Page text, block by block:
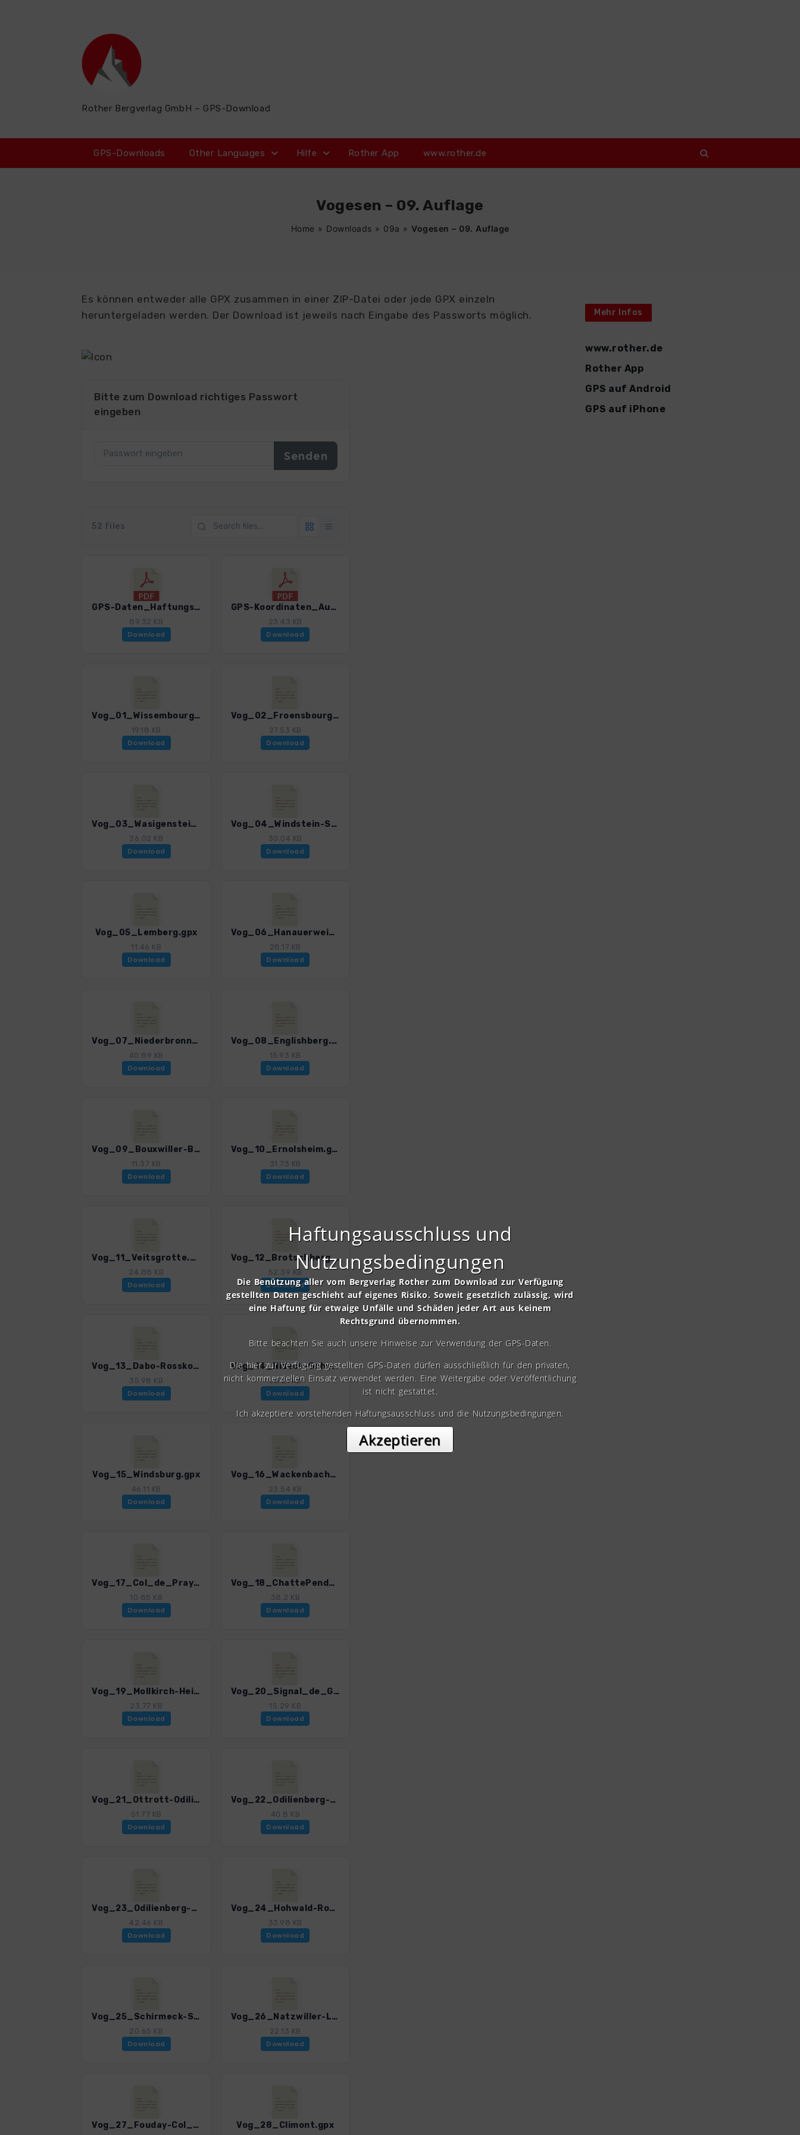
Rother Bergverlag GmbH – GPS-Download
GPS-Downloads Other Languages Hilfe Rother App www.rother.de
Vogesen – 09. Auflage
Home » Downloads » 09a » Vogesen – 09. Auflage
Es können entweder alle GPX zusammen in einer ZIP-Datei oder jede GPX einzeln
heruntergeladen werden. Der Download ist jeweils nach Eingabe des Passworts möglich.
Bitte zum Download richtiges Passwort
eingeben
52 files
GPS-Daten_Haftungsausschluss-Nutzungsbedingungen_WF_Vogesen.pdf
89.32 KB
Download
GPS-Koordinaten_Ausgangspunkte_WF_Vogesen.pdf
23.43 KB
Download
Vog_01_Wissembourg-Col_du_Pigeonnier.gpx
19.18 KB
Download
Vog_02_Froensbourg-Fleckenstein.gpx
27.53 KB
Download
Vog_03_Wasigenstein.gpx
36.02 KB
Download
Vog_04_Windstein-Schoeneck-Lutzelhardt.gpx
30.04 KB
Download
Vog_05_Lemberg.gpx
11.46 KB
Download
Vog_06_Hanauerweiher-Falkenstein.gpx
28.17 KB
Download
Vog_07_Niederbronn-Wasenberg.gpx
40.89 KB
Download
Vog_08_Englishberg.gpx
15.93 KB
Download
Vog_09_Bouxwiller-Bastberg.gpx
11.37 KB
Download
Vog_10_Ernolsheim.gpx
31.73 KB
Download
Vog_11_Veitsgrotte.gpx
24.88 KB
Download
Vog_12_Brotschberg.gpx
52.39 KB
Download
Vog_13_Dabo-Rosskopf.gpx
35.98 KB
Download
Vog_14_Nideck-Schneeberg.gpx
35.21 KB
Download
Vog_15_Windsburg.gpx
46.11 KB
Download
Vog_16_Wackenbach-Donon.gpx
23.54 KB
Download
Vog_17_Col_de_Praye-Lac_de_la_Maix.gpx
10.85 KB
Download
Vog_18_ChattePendue.gpx
38.2 KB
Download
Vog_19_Mollkirch-Heidenkopf.gpx
23.77 KB
Download
Vog_20_Signal_de_Grendelbruch.gpx
15.29 KB
Download
Vog_21_Ottrott-Odilienberg.gpx
51.77 KB
Download
Vog_22_Odilienberg-Maennelstein.gpx
40.8 KB
Download
Vog_23_Odilienberg-Landsberg.gpx
42.46 KB
Download
Vog_24_Hohwald-Rothlach.gpx
33.98 KB
Download
Vog_25_Schirmeck-Struthof.gpx
20.65 KB
Download
Vog_26_Natzwiller-La_Serva-Champ_du_Feu.gpx
22.13 KB
Download
Vog_27_Fouday-Col_de_Perheux-Waldersbach.gpx Vog_28_Climont.gpx
Mehr Infos
www.rother.de
Rother App
GPS auf Android
GPS auf iPhone
Haftungsausschluss und
Nutzungsbedingungen
Die Benützung aller vom Bergverlag Rother zum Download zur Verfügung
gestellten Daten geschieht auf eigenes Risiko. Soweit gesetzlich zulässig, wird
eine Haftung für etwaige Unfälle und Schäden jeder Art aus keinem
Rechtsgrund übernommen.
Bitte beachten Sie auch unsere Hinweise zur Verwendung der GPS-Daten.
Die hier zur Verfügung gestellten GPS-Daten dürfen ausschließlich für den privaten,
nicht kommerziellen Einsatz verwendet werden. Eine Weitergabe oder Veröffentlichung
ist nicht gestattet.
Ich akzeptiere vorstehenden Haftungsausschluss und die Nutzungsbedingungen.
Akzeptieren